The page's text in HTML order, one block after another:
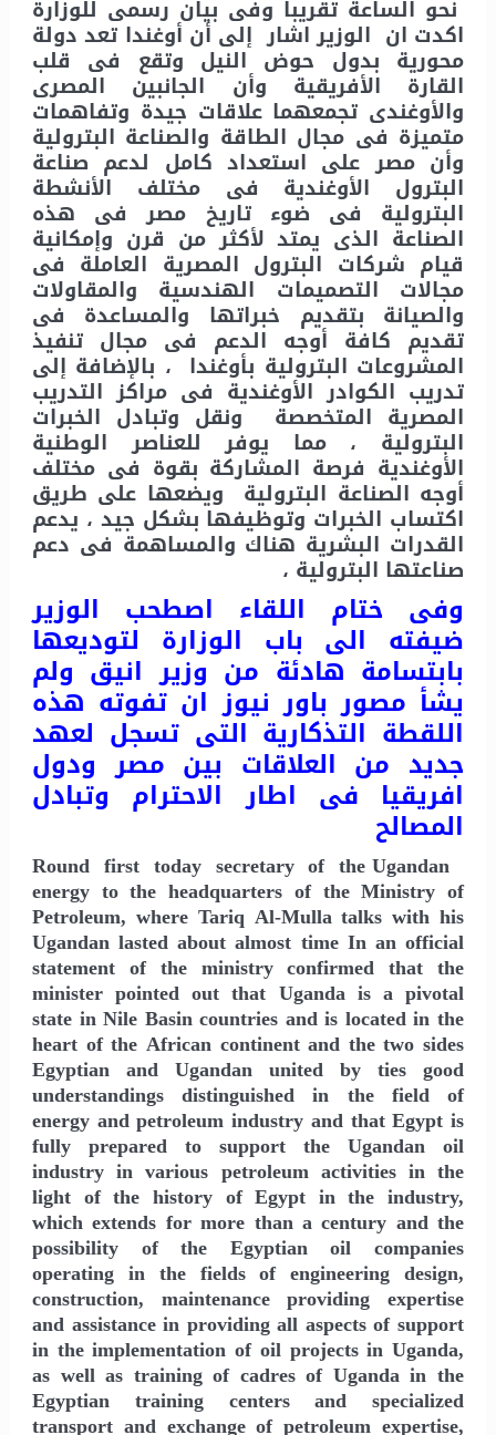
نحو الساعة تقريبا وفى بيان رسمى للوزارة
اكدت ان الوزير اشار إلى أن أوغندا تعد دولة
محورية بدول حوض النيل وتقع فى قلب
القارة الأفريقية وأن الجانبين المصرى
والأوغندى تجمعهما علاقات جيدة وتفاهمات
متميزة فى مجال الطاقة والصناعة البترولية
وأن مصر على استعداد كامل لدعم صناعة
البترول الأوغندية فى مختلف الأنشطة
البترولية فى ضوء تاريخ مصر فى هذه
الصناعة الذى يمتد لأكثر من قرن وإمكانية
قيام شركات البترول المصرية العاملة فى
مجالات التصميمات الهندسية والمقاولات
والصيانة بتقديم خبراتها والمساعدة فى
تقديم كافة أوجه الدعم فى مجال تنفيذ
المشروعات البترولية بأوغندا ، بالإضافة إلى
تدريب الكوادر الأوغندية فى مراكز التدريب
المصرية المتخصصة ونقل وتبادل الخبرات
البترولية ، مما يوفر للعناصر الوطنية
الأوغندية فرصة المشاركة بقوة فى مختلف
أوجه الصناعة البترولية ويضعها على طريق
اكتساب الخبرات وتوظيفها بشكل جيد ، يدعم
القدرات البشرية هناك والمساهمة فى دعم
صناعتها البترولية ،
وفى ختام اللقاء اصطحب الوزير
ضيفته الى باب الوزارة لتوديعها
بابتسامة هادئة من وزير انيق ولم
يشأ مصور باور نيوز ان تفوته هذه
اللقطة التذكارية التى تسجل لعهد
جديد من العلاقات بين مصر ودول
افريقيا فى اطار الاحترام وتبادل
المصالح
Round first today secretary of the Ugandan
energy to the headquarters of the Ministry of
Petroleum, where Tariq Al-Mulla talks with his
Ugandan lasted about almost time In an official
statement of the ministry confirmed that the
minister pointed out that Uganda is a pivotal
state in Nile Basin countries and is located in the
heart of the African continent and the two sides
Egyptian and Ugandan united by ties good
understandings distinguished in the field of
energy and petroleum industry and that Egypt is
fully prepared to support the Ugandan oil
industry in various petroleum activities in the
light of the history of Egypt in the industry,
which extends for more than a century and the
possibility of the Egyptian oil companies
operating in the fields of engineering design,
construction, maintenance providing expertise
and assistance in providing all aspects of support
in the implementation of oil projects in Uganda,
as well as training of cadres of Uganda in the
Egyptian training centers and specialized
transport and exchange of petroleum expertise,